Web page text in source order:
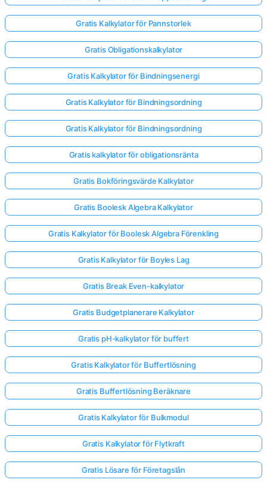
Gratis Kalkylator för Pannstorlek
Gratis Obligationskalkylator
Gratis Kalkylator för Bindningsenergi
Gratis Kalkylator för Bindningsordning
Gratis Kalkylator för Bindningsordning
Gratis kalkylator för obligationsränta
Gratis Bokföringsvärde Kalkylator
Gratis Boolesk Algebra Kalkylator
Gratis Kalkylator för Boolesk Algebra Förenkling
Gratis Kalkylator för Boyles Lag
Gratis Break Even-kalkylator
Gratis Budgetplanerare Kalkylator
Gratis pH-kalkylator för buffert
Gratis Kalkylator för Buffertlösning
Gratis Buffertlösning Beräknare
Gratis Kalkylator för Bulkmodul
Gratis Kalkylator för Flytkraft
Gratis Lösare för Företagslån